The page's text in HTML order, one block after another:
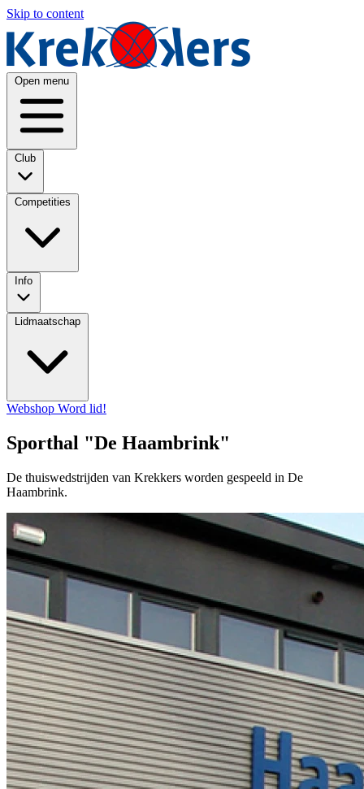
Skip to content
Open menu
Club
Competities
Info
Lidmaatschap
Webshop Word lid!
Sporthal "De Haambrink"
De thuiswedstrijden van Krekkers worden gespeeld in De
Haambrink.